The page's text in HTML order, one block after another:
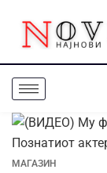
МАГАЗИН